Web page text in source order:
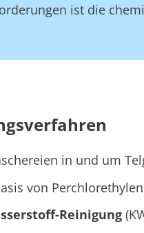
ist die
in und um
von
Reinigung